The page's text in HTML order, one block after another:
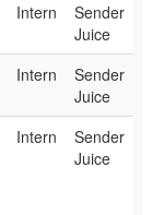
Intern
Sender
Juice
Intern
Sender
Juice
Intern
Sender
Juice